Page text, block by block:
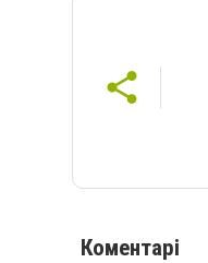
Коментарі